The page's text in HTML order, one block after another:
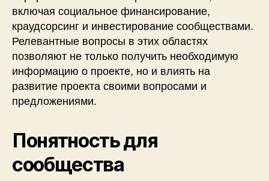
включая социальное финансирование,
краудсорсинг и инвестирование сообществами.
Релевантные вопросы в этих областях
позволяют не только получить необходимую
информацию о проекте, но и влиять на
развитие проекта своими вопросами и
предложениями.
Понятность для
сообщества